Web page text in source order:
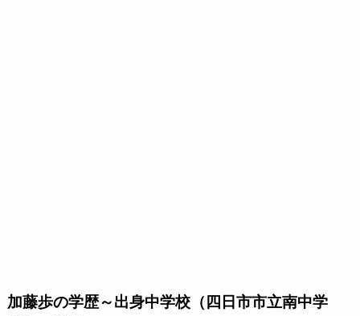
加藤歩の学歴～出身中学校（四日市市立南中学